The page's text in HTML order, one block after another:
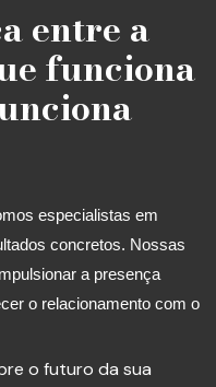
entre a
funciona
especialistas em
concretos. Nossas
a presença
o relacionamento com o
o futuro da sua